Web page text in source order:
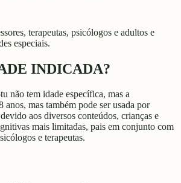
terapeutas, psicólogos e adultos e
especiais.
INDICADA?
não tem idade específica, mas a
anos, mas também pode ser usada por
aos diversos conteúdos, crianças e
mais limitadas, pais em conjunto com
e terapeutas.